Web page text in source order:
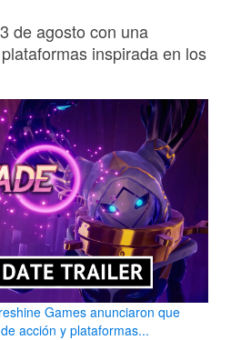
de agosto con una
inspirada en los
Games anunciaron que
acción y plataformas...